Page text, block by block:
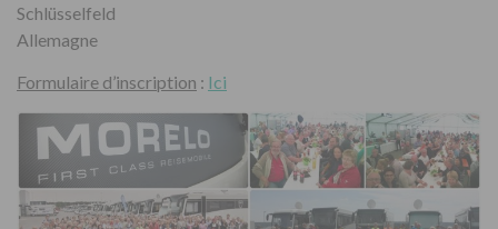
Schlüsselfeld
Allemagne
Formulaire d’inscription : Ici